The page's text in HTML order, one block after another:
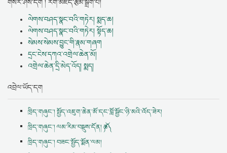
གསར་ཤོས་དག ། རིག་མཛོད་རྩོམ་སྒྲིག་པ།
ལེགས་བཤད་སྣང་བའི་གཏེར། སྨད་ཆ།
ལེགས་བཤད་སྣང་བའི་གཏེར། སྟོད་ཆ།
སེམས་སེམས་བྱུང་གི་རྣམ་གཞག
དྲང་ངེས་དཀའ་འགྲེལ་ཆེན་མོ།
འགྲེལ་ཆེན་དྲི་མེད་འོད། སྨད།
འབྲེལ་ཡོད་དག
ཁྲིད་གཞུང་། སྤྱོད་འཇུག་ཆེན་མོ་དང་བློ་སྦྱོང་ཉི་མའི་འོད་ཟེར།
ཁྲིད་གཞུང་། ལམ་རིམ་བསྡུས་དོན། ༼ཆ༽
ཁྲིད་གཞུང་། བཟང་སྤྱོད་སྨོན་ལམ།